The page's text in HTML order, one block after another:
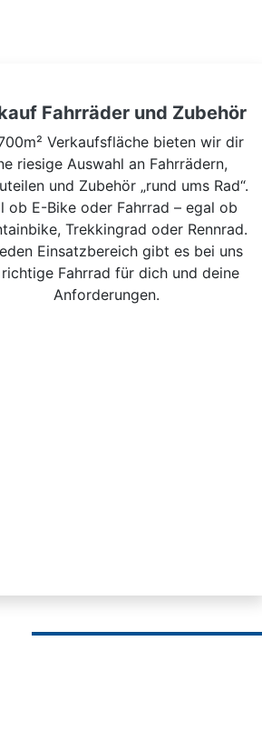
Fahrräder und Zubehör
Verkaufsfläche bieten wir dir
riesige Auswahl an Fahrrädern,
und Zubehör „rund ums Rad“.
ob E-Bike oder Fahrrad – egal ob
Trekkingrad oder Rennrad.
Einsatzbereich gibt es bei uns
Fahrrad für dich und deine
Anforderungen.